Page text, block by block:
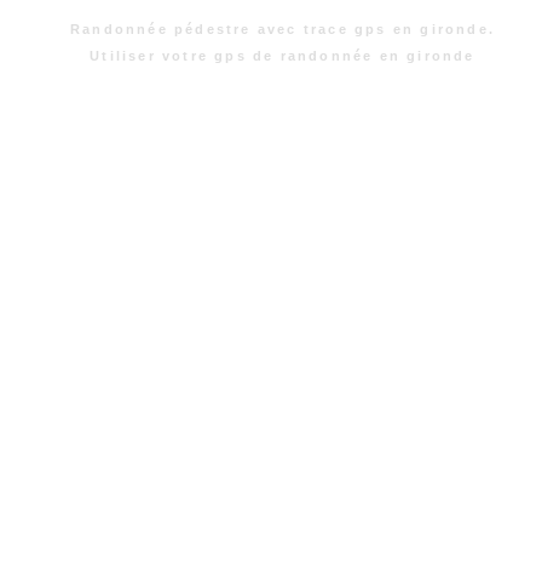
Randonnée pédestre avec trace gps en gironde.
Utiliser votre gps de randonnée en gironde